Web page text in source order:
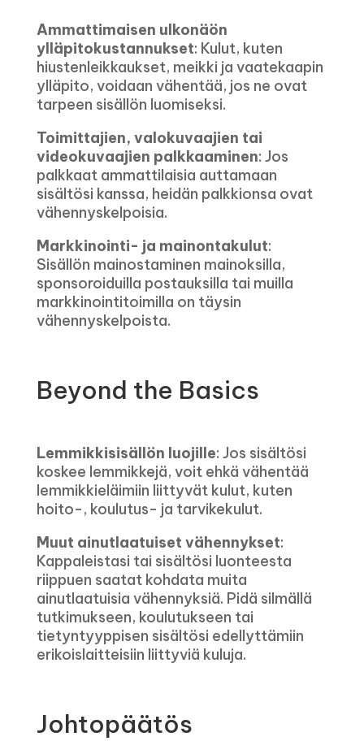
Ammattimaisen ulkonäön
ylläpitokustannukset: Kulut, kuten
hiustenleikkaukset, meikki ja vaatekaapin
ylläpito, voidaan vähentää, jos ne ovat
tarpeen sisällön luomiseksi.
Toimittajien, valokuvaajien tai
videokuvaajien palkkaaminen: Jos
palkkaat ammattilaisia ​​auttamaan
sisältösi kanssa, heidän palkkionsa ovat
vähennyskelpoisia.
Markkinointi- ja mainontakulut:
Sisällön mainostaminen mainoksilla,
sponsoroiduilla postauksilla tai muilla
markkinointitoimilla on täysin
vähennyskelpoista.
Beyond the Basics
Lemmikkisisällön luojille: Jos sisältösi
koskee lemmikkejä, voit ehkä vähentää
lemmikkieläimiin liittyvät kulut, kuten
hoito-, koulutus- ja tarvikekulut.
Muut ainutlaatuiset vähennykset:
Kappaleistasi tai sisältösi luonteesta
riippuen saatat kohdata muita
ainutlaatuisia vähennyksiä. Pidä silmällä
tutkimukseen, koulutukseen tai
tietyntyyppisen sisältösi edellyttämiin
erikoislaitteisiin liittyviä kuluja.
Johtopäätös